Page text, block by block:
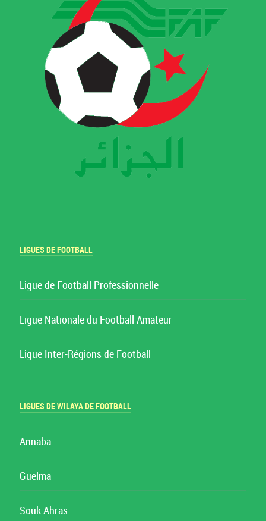
LIGUES DE FOOTBALL
Ligue de Football Professionnelle
Ligue Nationale du Football Amateur
Ligue Inter-Régions de Football
LIGUES DE WILAYA DE FOOTBALL
Annaba
Guelma
Souk Ahras